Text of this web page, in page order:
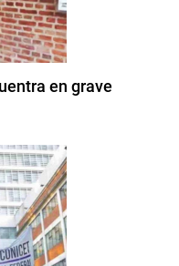
en grave